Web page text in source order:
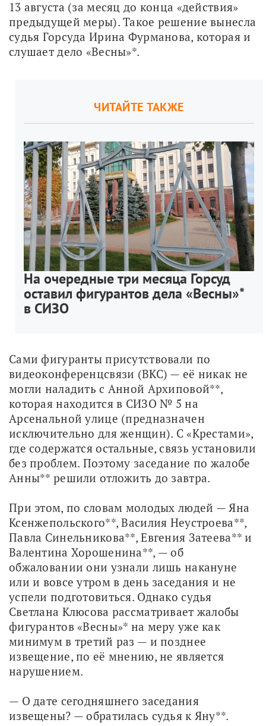
13 августа (за месяц до конца «действия»
предыдущей меры). Такое решение вынесла
судья Горсуда Ирина Фурманова, которая и
слушает дело «Весны»*.
ЧИТАЙТЕ ТАКЖЕ
На очередные три месяца Горсуд
оставил фигурантов дела «Весны»*
в СИЗО
Сами фигуранты присутствовали по
видеоконференцсвязи (ВКС) — её никак не
могли наладить с Анной Архиповой**,
которая находится в СИЗО № 5 на
Арсенальной улице (предназначен
исключительно для женщин). С «Крестами»,
где содержатся остальные, связь установили
без проблем. Поэтому заседание по жалобе
Анны** решили отложить до завтра.
При этом, по словам молодых людей — Яна
Ксенжепольского**, Василия Неустроева**,
Павла Синельникова**, Евгения Затеева** и
Валентина Хорошенина**, — об
обжаловании они узнали лишь накануне
или и вовсе утром в день заседания и не
успели подготовиться. Однако судья
Светлана Клюсова рассматривает жалобы
фигурантов «Весны»* на меру уже как
минимум в третий раз — и позднее
извещение, по её мнению, не является
нарушением.
— О дате сегодняшнего заседания
извещены? — обратилась судья к Яну**.